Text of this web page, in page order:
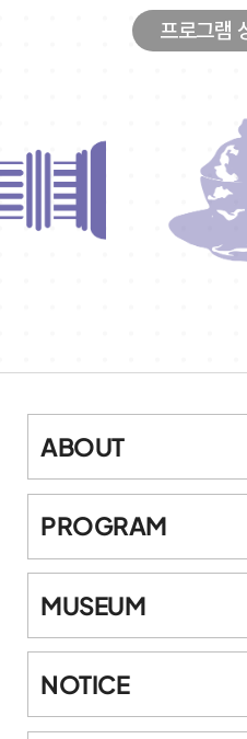
프로그램
ABOUT
PROGRAM
MUSEUM
NOTICE